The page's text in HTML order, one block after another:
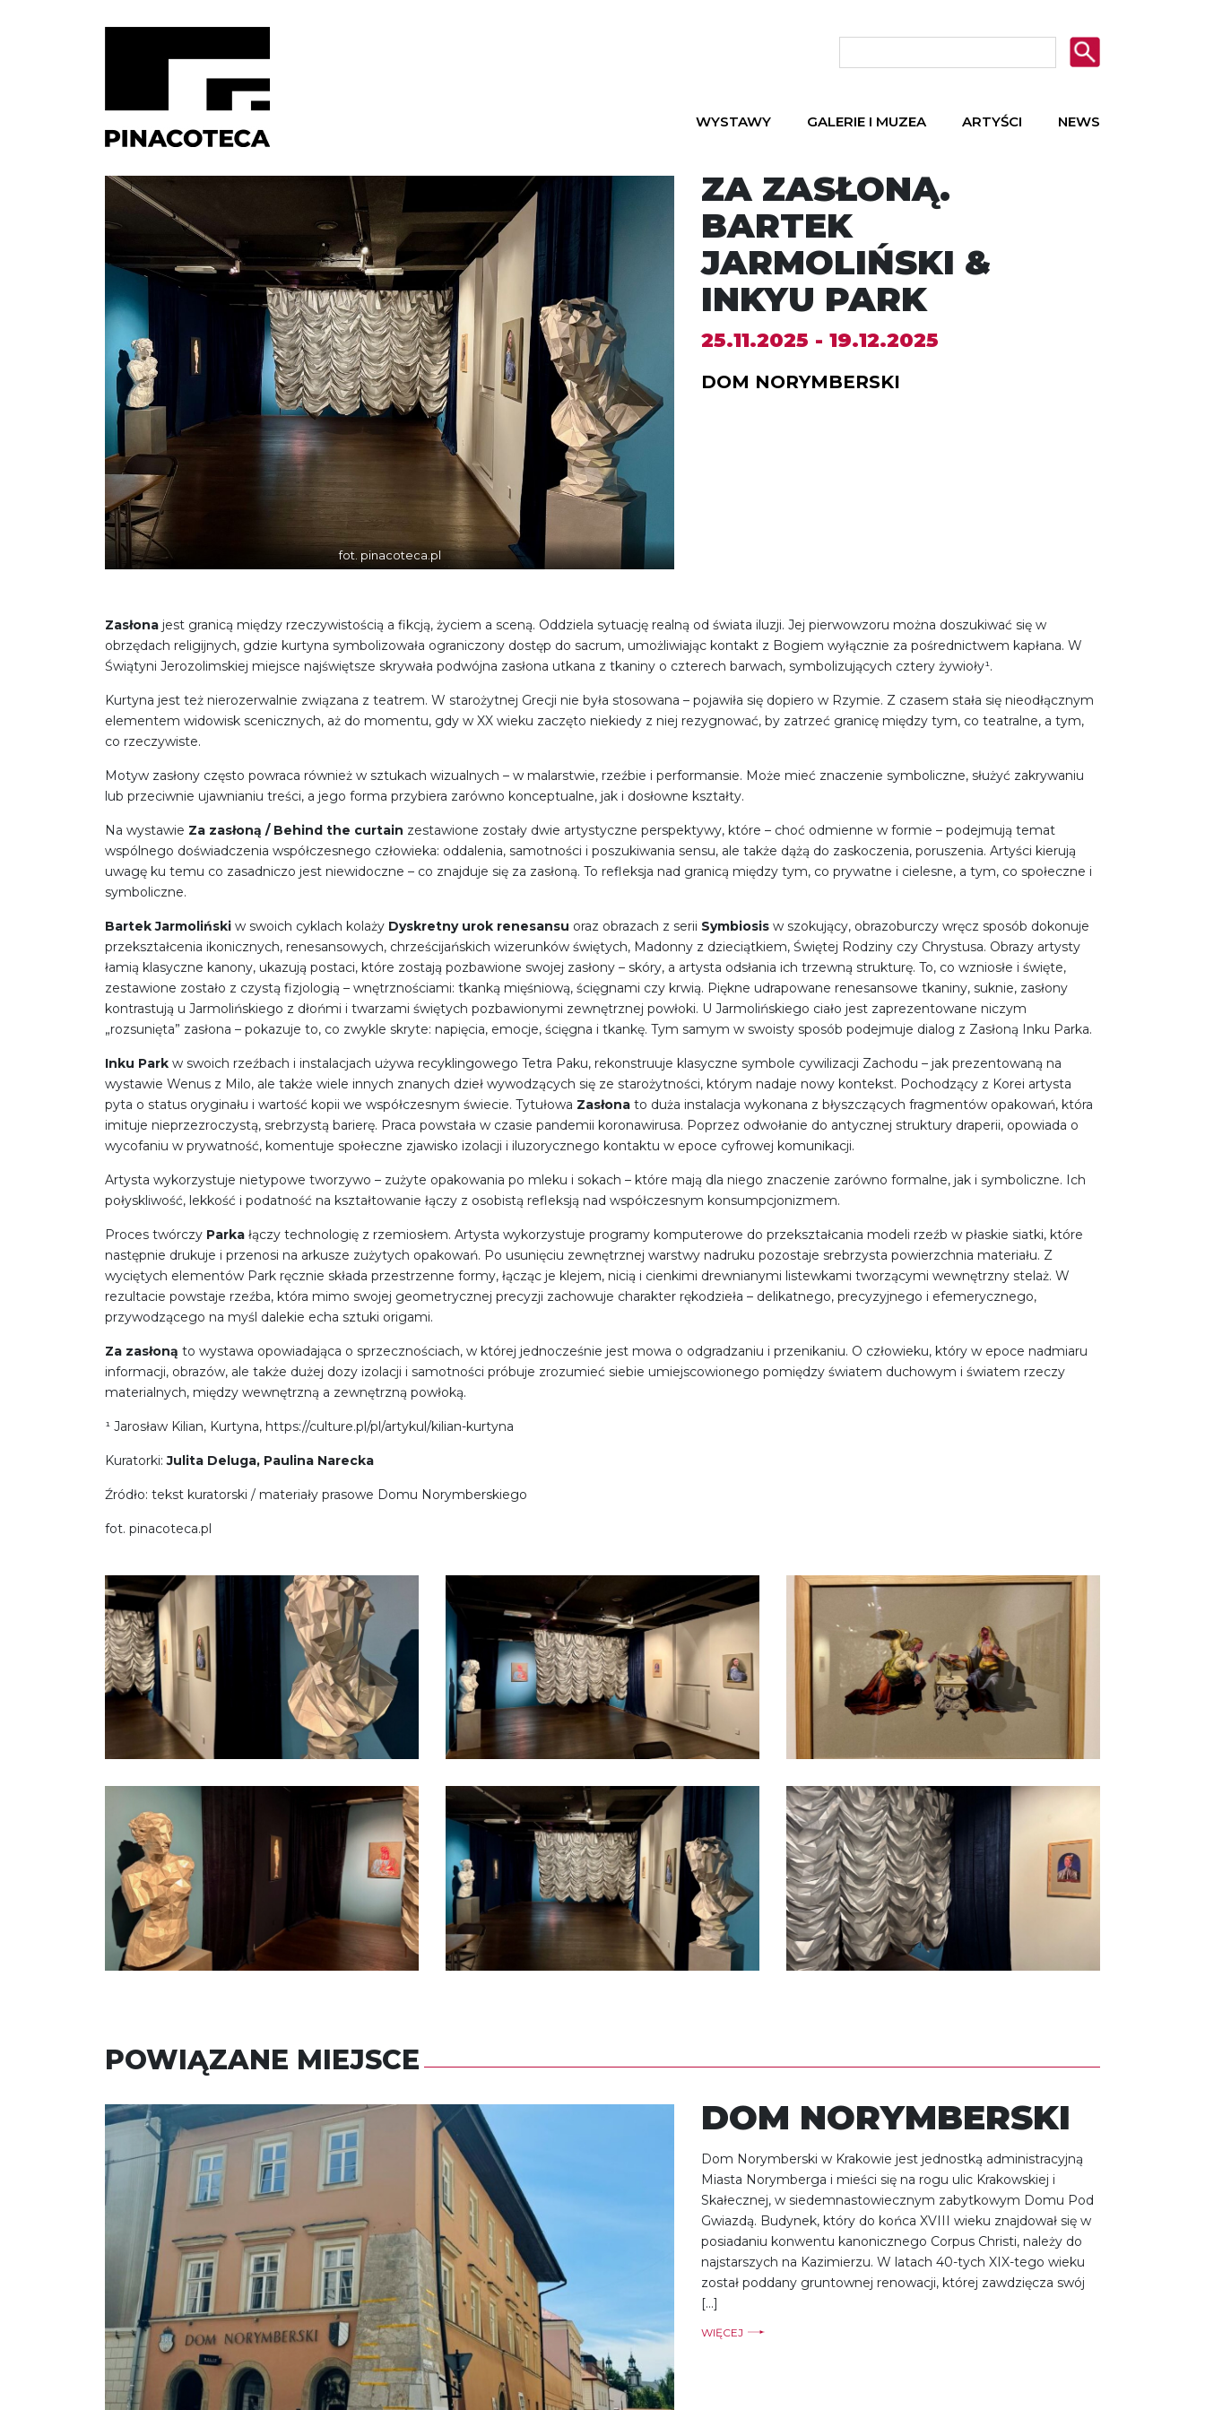
WYSTAWY GALERIE I MUZEA ARTYŚCI NEWS
fot. pinacoteca.pl
ZA ZASŁONĄ.
BARTEK
JARMOLIŃSKI &
INKYU PARK
25.11.2025 - 19.12.2025
DOM NORYMBERSKI
Zasłona jest granicą między rzeczywistością a fikcją, życiem a sceną. Oddziela sytuację realną od świata iluzji. Jej pierwowzoru można doszukiwać się w
obrzędach religijnych, gdzie kurtyna symbolizowała ograniczony dostęp do sacrum, umożliwiając kontakt z Bogiem wyłącznie za pośrednictwem kapłana. W
Świątyni Jerozolimskiej miejsce najświętsze skrywała podwójna zasłona utkana z tkaniny o czterech barwach, symbolizujących cztery żywioły¹.
Kurtyna jest też nierozerwalnie związana z teatrem. W starożytnej Grecji nie była stosowana – pojawiła się dopiero w Rzymie. Z czasem stała się nieodłącznym
elementem widowisk scenicznych, aż do momentu, gdy w XX wieku zaczęto niekiedy z niej rezygnować, by zatrzeć granicę między tym, co teatralne, a tym,
co rzeczywiste.
Motyw zasłony często powraca również w sztukach wizualnych – w malarstwie, rzeźbie i performansie. Może mieć znaczenie symboliczne, służyć zakrywaniu
lub przeciwnie ujawnianiu treści, a jego forma przybiera zarówno konceptualne, jak i dosłowne kształty.
Na wystawie Za zasłoną / Behind the curtain zestawione zostały dwie artystyczne perspektywy, które – choć odmienne w formie – podejmują temat
wspólnego doświadczenia współczesnego człowieka: oddalenia, samotności i poszukiwania sensu, ale także dążą do zaskoczenia, poruszenia. Artyści kierują
uwagę ku temu co zasadniczo jest niewidoczne – co znajduje się za zasłoną. To refleksja nad granicą między tym, co prywatne i cielesne, a tym, co społeczne i
symboliczne.
Bartek Jarmoliński w swoich cyklach kolaży Dyskretny urok renesansu oraz obrazach z serii Symbiosis w szokujący, obrazoburczy wręcz sposób dokonuje
przekształcenia ikonicznych, renesansowych, chrześcijańskich wizerunków świętych, Madonny z dzieciątkiem, Świętej Rodziny czy Chrystusa. Obrazy artysty
łamią klasyczne kanony, ukazują postaci, które zostają pozbawione swojej zasłony – skóry, a artysta odsłania ich trzewną strukturę. To, co wzniosłe i święte,
zestawione zostało z czystą fizjologią – wnętrznościami: tkanką mięśniową, ścięgnami czy krwią. Piękne udrapowane renesansowe tkaniny, suknie, zasłony
kontrastują u Jarmolińskiego z dłońmi i twarzami świętych pozbawionymi zewnętrznej powłoki. U Jarmolińskiego ciało jest zaprezentowane niczym
„rozsunięta” zasłona – pokazuje to, co zwykle skryte: napięcia, emocje, ścięgna i tkankę. Tym samym w swoisty sposób podejmuje dialog z Zasłoną Inku Parka.
Inku Park w swoich rzeźbach i instalacjach używa recyklingowego Tetra Paku, rekonstruuje klasyczne symbole cywilizacji Zachodu – jak prezentowaną na
wystawie Wenus z Milo, ale także wiele innych znanych dzieł wywodzących się ze starożytności, którym nadaje nowy kontekst. Pochodzący z Korei artysta
pyta o status oryginału i wartość kopii we współczesnym świecie. Tytułowa Zasłona to duża instalacja wykonana z błyszczących fragmentów opakowań, która
imituje nieprzezroczystą, srebrzystą barierę. Praca powstała w czasie pandemii koronawirusa. Poprzez odwołanie do antycznej struktury draperii, opowiada o
wycofaniu w prywatność, komentuje społeczne zjawisko izolacji i iluzorycznego kontaktu w epoce cyfrowej komunikacji.
Artysta wykorzystuje nietypowe tworzywo – zużyte opakowania po mleku i sokach – które mają dla niego znaczenie zarówno formalne, jak i symboliczne. Ich
połyskliwość, lekkość i podatność na kształtowanie łączy z osobistą refleksją nad współczesnym konsumpcjonizmem.
Proces twórczy Parka łączy technologię z rzemiosłem. Artysta wykorzystuje programy komputerowe do przekształcania modeli rzeźb w płaskie siatki, które
następnie drukuje i przenosi na arkusze zużytych opakowań. Po usunięciu zewnętrznej warstwy nadruku pozostaje srebrzysta powierzchnia materiału. Z
wyciętych elementów Park ręcznie składa przestrzenne formy, łącząc je klejem, nicią i cienkimi drewnianymi listewkami tworzącymi wewnętrzny stelaż. W
rezultacie powstaje rzeźba, która mimo swojej geometrycznej precyzji zachowuje charakter rękodzieła – delikatnego, precyzyjnego i efemerycznego,
przywodzącego na myśl dalekie echa sztuki origami.
Za zasłoną to wystawa opowiadająca o sprzecznościach, w której jednocześnie jest mowa o odgradzaniu i przenikaniu. O człowieku, który w epoce nadmiaru
informacji, obrazów, ale także dużej dozy izolacji i samotności próbuje zrozumieć siebie umiejscowionego pomiędzy światem duchowym i światem rzeczy
materialnych, między wewnętrzną a zewnętrzną powłoką.
¹ Jarosław Kilian, Kurtyna, https://culture.pl/pl/artykul/kilian-kurtyna
Kuratorki: Julita Deluga, Paulina Narecka
Źródło: tekst kuratorski / materiały prasowe Domu Norymberskiego
fot. pinacoteca.pl
POWIĄZANE MIEJSCE
DOM NORYMBERSKI
Dom Norymberski w Krakowie jest jednostką administracyjną
Miasta Norymberga i mieści się na rogu ulic Krakowskiej i
Skałecznej, w siedemnastowiecznym zabytkowym Domu Pod
Gwiazdą. Budynek, który do końca XVIII wieku znajdował się w
posiadaniu konwentu kanonicznego Corpus Christi, należy do
najstarszych na Kazimierzu. W latach 40-tych XIX-tego wieku
został poddany gruntownej renowacji, której zawdzięcza swój
[…]
WIĘCEJ